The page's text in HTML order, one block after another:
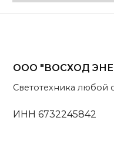
ООО "ВОСХОД
Светотехника любой
ИНН 6732245842